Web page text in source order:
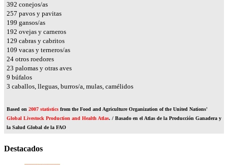
434 conejos/as
285 pavos y pavitas
220 gansos/as
212 ovejas y carneros
142 cabras y cabritos
120 vacas y terneros/as
27 otros roedores
26 palomas y otras aves
9 búfalos
4 caballos, lleguas, burros/a, mulas, camélidos
Based on 2007 statistics from the Food and Agriculture Organization of the United Nations'
Global Livestock Production and Health Atlas. / Basado en el Atlas de la Producción Ganadera y
la Salud Global de la FAO
Destacados